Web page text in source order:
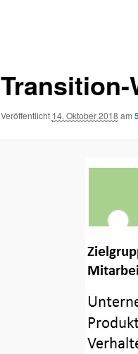
Veröffentlicht 14. Oktober 2018 am